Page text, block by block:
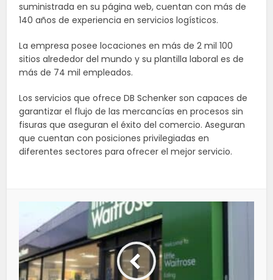
suministrada en su página web, cuentan con más de
140 años de experiencia en servicios logísticos.
La empresa posee locaciones en más de 2 mil 100
sitios alrededor del mundo y su plantilla laboral es de
más de 74 mil empleados.
Los servicios que ofrece DB Schenker son capaces de
garantizar el flujo de las mercancías en procesos sin
fisuras que aseguran el éxito del comercio. Aseguran
que cuentan con posiciones privilegiadas en
diferentes sectores para ofrecer el mejor servicio.